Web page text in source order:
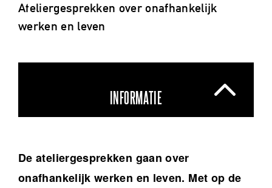
Ateliergesprekken over onafhankelijk
werken en leven
INFORMATIE
De ateliergesprekken gaan over
onafhankelijk werken en leven. Met op de